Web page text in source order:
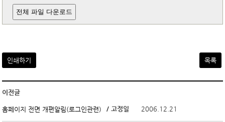
전체 파일 다운로드
인쇄하기 목록
이전글
홈페이지 전면 개편알림(로그인관련) / 고정일 2006.12.21